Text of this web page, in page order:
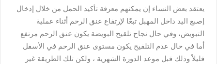
يعتقد بعض النساء إن يمكنهم معرفة تأكيد الحمل من خلال إدخال
إصبع اليد داخل المهبل تبعًا لإرتفاع عنق الرحم أثناء عملية
التبويض، وفي حال نجاح تلقيح البويضة يكون عنق الرحم مرتفع
أما في حال عدم التلقيح يكون مستوى عنق الرحم في الأسفل
قليلاً وذلك قبل موعد الدورة الشهرية ، ولكن تلك الطريقة غير